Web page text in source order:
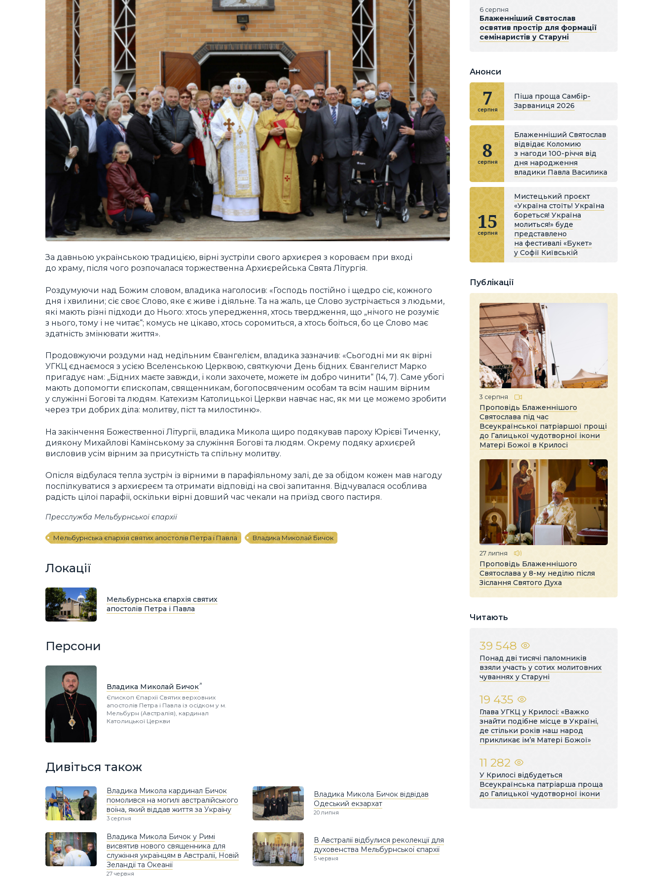
За давньою українською традицією, вірні зустріли свого архиєрея з короваєм при вході
до храму, після чого розпочалася торжественна Архиєрейська Свята Літургія.
Роздумуючи над Божим словом, владика наголосив: «Господь постійно і щедро сіє, кожного
дня і хвилини; сіє своє Слово, яке є живе і діяльне. Та на жаль, це Слово зустрічається з людьми,
які мають різні підходи до Нього: хтось упередження, хтось твердження, що „нічого не розуміє
з нього, тому і не читає“; комусь не цікаво, хтось соромиться, а хтось боїться, бо це Слово має
здатність змінювати життя».
Продовжуючи роздуми над недільним Євангелієм, владика зазначив: «Сьогодні ми як вірні
УГКЦ єднаємося з усією Вселенською Церквою, святкуючи День бідних. Євангелист Марко
пригадує нам: „Бідних маєте завжди, і коли захочете, можете їм добро чинити“ (14, 7). Саме убогі
мають допомогти єпископам, священникам, богопосвяченим особам та всім нашим вірним
у служінні Богові та людям. Катехизм Католицької Церкви навчає нас, як ми це можемо зробити
через три добрих діла: молитву, піст та милостиню».
На закінчення Божественної Літургії, владика Микола щиро подякував пароху Юрієві Тиченку,
диякону Михайлові Камінському за служіння Богові та людям. Окрему подяку архиєрей
висловив усім вірним за присутність та спільну молитву.
Опісля відбулася тепла зустріч із вірними в парафіяльному залі, де за обідом кожен мав нагоду
поспілкуватися з архиєреєм та отримати відповіді на свої запитання. Відчувалася особлива
радість цілої парафії, оскільки вірні довший час чекали на приїзд свого пастиря.
Пресслужба Мельбурнської єпархії
Мельбурнська єпархія святих апостолів Петра і Павла Владика Миколай Бичок
Локації
Мельбурнська єпархія святих
апостолів Петра і Павла
Персони
Владика Миколай Бичок
Єпископ Єпархії Святих верховних
апостолів Петра і Павла із осідком у м.
Мельбурн (Австралія), кардинал
Католицької Церкви
Дивіться також
Владика Микола кардинал Бичок
помолився на могилі австралійського
воїна, який віддав життя за Україну
3 серпня
Владика Микола Бичок відвідав
Одеський екзархат
20 липня
Владика Микола Бичок у Римі
висвятив нового священника для
служіння українцям в Австралії, Новій
Зеландії та Океанії
27 червня
В Австралії відбулися реколекції для
духовенства Мельбурнської єпархії
5 червня
6 серпня
Блаженніший Святослав
освятив простір для формації
семінаристів у Старуні
Анонси
7
серпня
Піша проща Самбір-
Зарваниця 2026
8
серпня
Блаженніший Святослав
відвідає Коломию
з нагоди 100-річчя від
дня народження
владики Павла Василика
15
серпня
Мистецький проєкт
«Україна стоїть! Україна
бореться! Україна
молиться!» буде
представлено
на фестивалі «Букет»
у Софії Київській
Публікації
3 серпня
Проповідь Блаженнішого
Святослава під час
Всеукраїнської патріаршої прощі
до Галицької чудотворної ікони
Матері Божої в Крилосі
27 липня
Проповідь Блаженнішого
Святослава у 8-му неділю після
Зіслання Святого Духа
Читають
39 548
Понад дві тисячі паломників
взяли участь у сотих молитовних
чуваннях у Старуні
19 435
Глава УГКЦ у Крилосі: «Важко
знайти подібне місце в Україні,
де стільки років наш народ
прикликає ім’я Матері Божої»
11 282
У Крилосі відбудеться
Всеукраїнська патріарша проща
до Галицької чудотворної ікони